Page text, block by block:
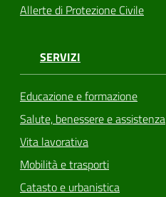
Allerte di Protezione Civile
SERVIZI
Educazione e formazione
Salute, benessere e assistenza
Vita lavorativa
Mobilità e trasporti
Catasto e urbanistica